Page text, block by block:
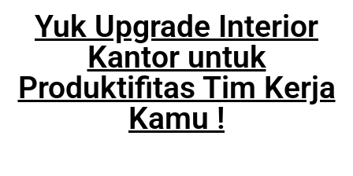
Yuk Upgrade Interior
Kantor untuk
Produktifitas Tim Kerja
Kamu !